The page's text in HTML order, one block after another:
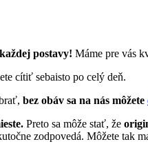
postavy! Máme pre vás
cítiť sebaisto po celý deň.
bez obáv sa na nás môžete
Preto sa môže stať, že
zodpovedá. Môžete tak